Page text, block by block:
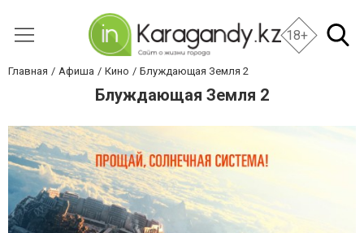
18+
Главная Афиша Кино Блуждающая Земля 2
Блуждающая Земля 2